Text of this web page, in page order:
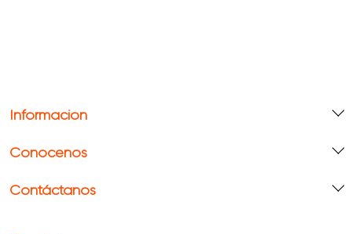
Información
Conócenos
Contáctanos